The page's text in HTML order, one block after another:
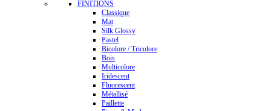
FINITIONS
Classique
Mat
Silk Glossy
Pastel
Bicolore / Tricolore
Bois
Multicolore
Iridescent
Fluorescent
Métallisé
Paillette